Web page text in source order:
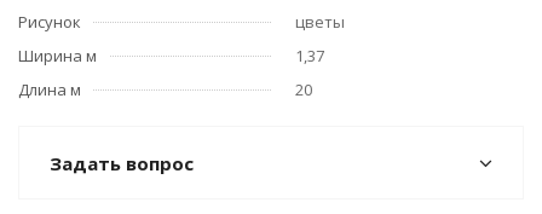
Рисунок
цветы
Ширина м
1,37
Длина м
20
Задать вопрос